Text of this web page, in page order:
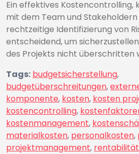
Ein effektives Kostencontrolling,
mit dem Team und Stakeholdern
rechtzeitige Identifizierung von
entscheidend, um
des Projekts nicht überschritten
Tags: budgetsicherstellung,
budgetüberschreitungen,
komponente, kosten, kosten
kostencontrolling,
kostenmanagement,
materialkosten, personalkosten,
projektmanagement, rentabilität